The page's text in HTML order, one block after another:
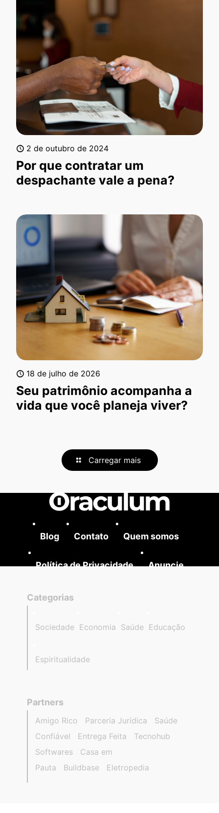
2 de outubro de 2024
Por que contratar um
despachante vale a pena?
18 de julho de 2026
Seu patrimônio acompanha a
vida que você planeja viver?
Carregar mais
Blog Contato Quem somos
Política de Privacidade Anuncie
Categorias
Sociedade Economia Saúde Educação
Espiritualidade
Partners
Amigo Rico Parceria Jurídica
Saúde
Confiável
Entrega Feita
Tecnohub
Softwares
Casa em
Pauta
Buildbase Eletropedia